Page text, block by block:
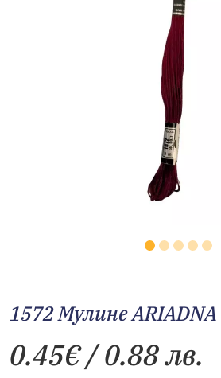
1572 Мулине АRIADNA
0.45€/ 0.88 лв.